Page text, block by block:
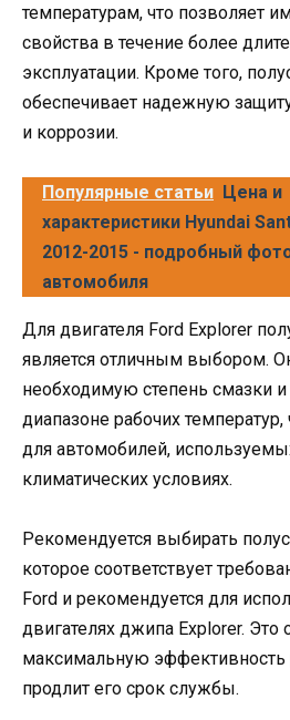
температурам, что позволяет
свойства в течение более
эксплуатации. Кроме того,
обеспечивает надежную
и коррозии.
Популярные статьи Цена и
характеристики Hyundai
2012-2015 - подробный
автомобиля
Для двигателя Ford Explorer
является отличным выбором.
необходимую степень смазки
диапазоне рабочих
для автомобилей,
климатических условиях.
Рекомендуется выбирать
которое соответствует
Ford и рекомендуется для
двигателях джипа Explorer. Это
максимальную эффективность
продлит его срок службы.